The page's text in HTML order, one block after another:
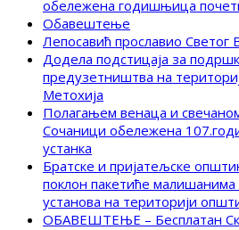
обележена годишњица
Обавештење
Лепосавић прославио Светог
Додела подстицаја за
предузетништва на
Метохија
Полагањем венаца и
Сочаници обележена
устанка
Братске и пријатељске
поклон пакетиће
установа на територији
ОБАВЕШТЕЊЕ – Бесплатан